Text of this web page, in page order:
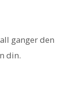
ganger den
din.